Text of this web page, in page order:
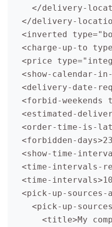
</delivery-
</delivery-
<inverted
<charge-up-to
<price
<show-calendar-
<delivery-date-
<forbid-weekends
<estimated-
<order-time-is-
<forbidden-
<show-time-
<time-intervals-
<time-
<pick-up-sources-
<pick-up-
<title>My